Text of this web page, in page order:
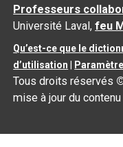
Professeurs
Université Laval,feu
Qu’est-ce que le
d’utilisation
Tous droits réservés
mise à jour du